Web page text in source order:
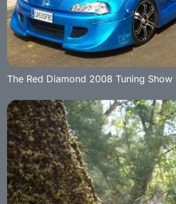
The Red Diamond 2008 Tuning Show